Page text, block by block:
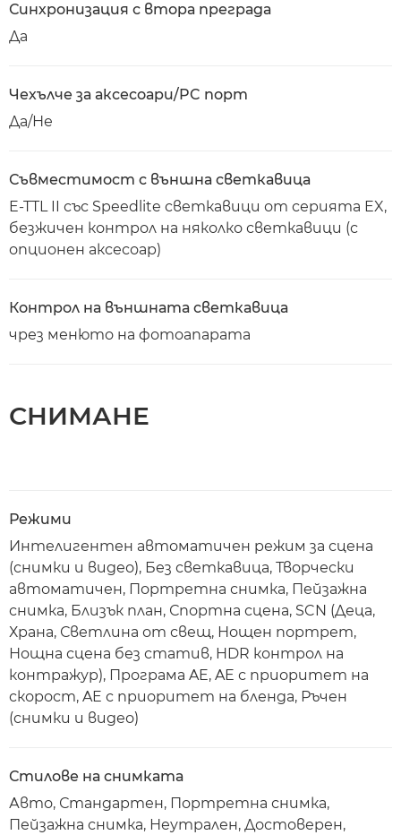
Синхронизация с втора преграда
Да
Чехълче за аксесоари/PC порт
Да/Не
Съвместимост с външна светкавица
E-TTL II със Speedlite светкавици от серията EX,
безжичен контрол на няколко светкавици (с
опционен аксесоар)
Контрол на външната светкавица
чрез менюто на фотоапарата
СНИМАНЕ
Режими
Интелигентен автоматичен режим за сцена
(снимки и видео), Без светкавица, Творчески
автоматичен, Портретна снимка, Пейзажна
снимка, Близък план, Спортна сцена, SCN (Деца,
Храна, Светлина от свещ, Нощен портрет,
Нощна сцена без статив, HDR контрол на
контражур), Програма AE, AE с приоритет на
скорост, AE с приоритет на бленда, Ръчен
(снимки и видео)
Стилове на снимката
Авто, Стандартен, Портретна снимка,
Пейзажна снимка, Неутрален, Достоверен,